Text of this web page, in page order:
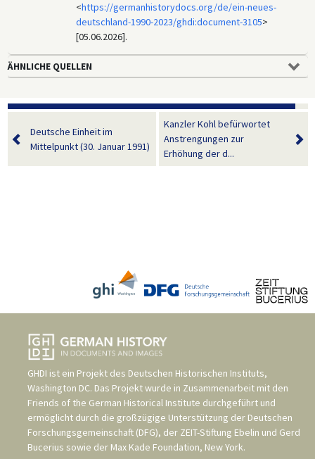
<https://germanhistorydocs.org/de/ein-neues-
deutschland-1990-2023/ghdi:document-3105>
[05.06.2026].
ÄHNLICHE QUELLEN
Deutsche Einheit im
Mittelpunkt (30. Januar 1991)
Kanzler Kohl befürwortet
Anstrengungen zur
Erhöhung der d...
GHDI ist ein Projekt des Deutschen Historischen Instituts,
Washington DC. Das Projekt wurde in Zusammenarbeit mit den
Friends of the German Historical Institute durchgeführt und
ermöglicht durch die großzügige Unterstützung der Deutschen
Forschungsgemeinschaft (DFG), der ZEIT-Stiftung Ebelin und Gerd
Bucerius sowie der Max Kade Foundation, New York.